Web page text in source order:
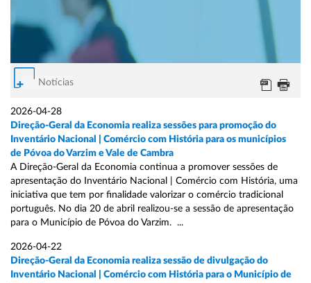
Notícias
2026-04-28
Direção-Geral da Economia realiza sessões para promoção do
Inventário Nacional | Comércio com História para os municípios
de Póvoa do Varzim e Vale de Cambra
A Direção-Geral da Economia continua a promover sessões de
apresentação do Inventário Nacional | Comércio com História, uma
iniciativa que tem por finalidade valorizar o comércio tradicional
português. No dia 20 de abril realizou-se a sessão de apresentação
para o Município de Póvoa do Varzim. ...
2026-04-22
Direção-Geral da Economia realiza sessão de divulgação do
Inventário Nacional | Comércio com História para o Município de